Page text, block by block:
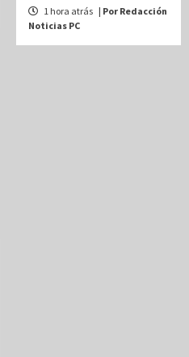
1 hora atrás | Por Redacción
Noticias PC